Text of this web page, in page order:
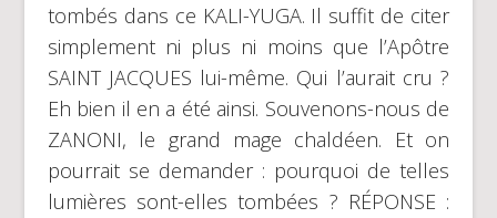
tombés dans ce KALI-YUGA. Il suffit de citer
simplement ni plus ni moins que l’Apôtre
SAINT JACQUES lui-même. Qui l’aurait cru ?
Eh bien il en a été ainsi. Souvenons-nous de
ZANONI, le grand mage chaldéen. Et on
pourrait se demander : pourquoi de telles
lumières sont-elles tombées ? RÉPONSE :